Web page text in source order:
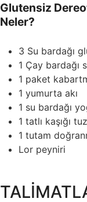
Glutensiz
Neler?
3 Su bardağı
1 Çay bardağı
1 paket
1 yumurta akı
1 su bardağı
1 tatlı kaşığı tuz
1 tutam
Lor peyniri